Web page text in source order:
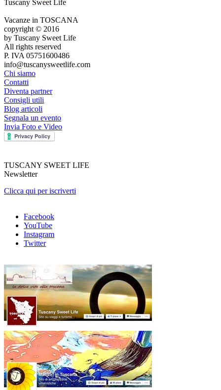
Tuscany Sweet Life
Vacanze in TOSCANA
copyright © 2016
by Tuscany Sweet Life
All rights reserved
P. IVA 05751600486
info@tuscanysweetlife.com
Chi siamo
Contatti
Diventa partner
Consigli utili
Blog articoli
Segnala un evento
Invia Foto e Video
TUSCANY SWEET LIFE
Newsletter
Clicca qui per iscriverti
Facebook
YouTube
Instagram
Twitter